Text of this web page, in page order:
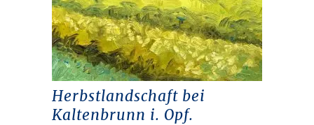
Herbstlandschaft bei
Kaltenbrunn i. Opf.